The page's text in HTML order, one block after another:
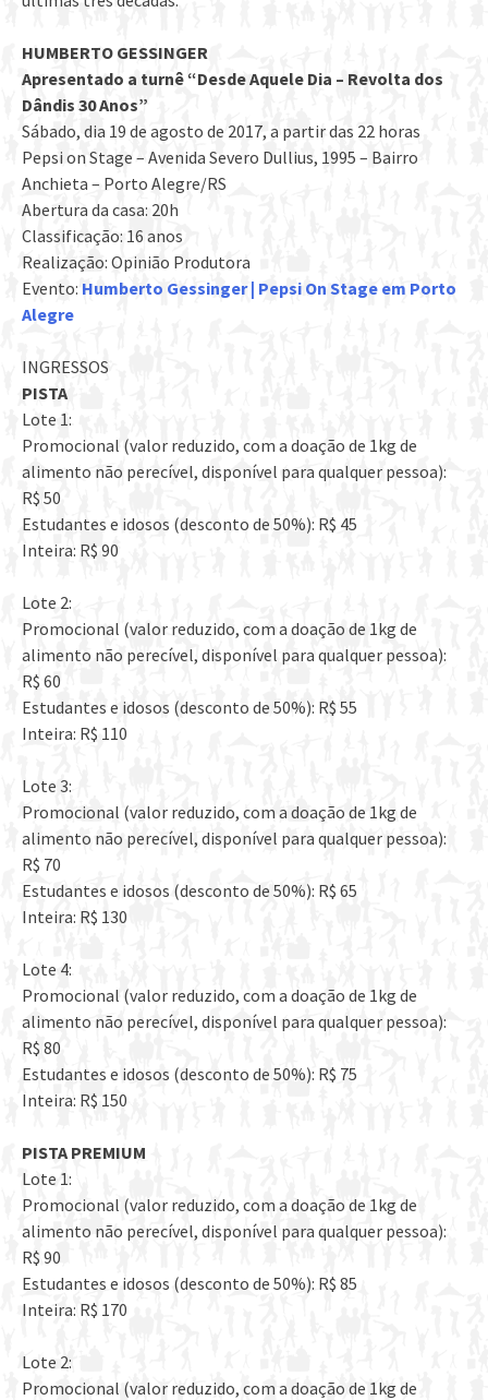
HUMBERTO GESSINGER
Apresentado a turnê “Desde Aquele Dia – Revolta dos
Dândis 30 Anos”
Sábado, dia 19 de agosto de 2017, a partir das 22 horas
Pepsi on Stage – Avenida Severo Dullius, 1995 – Bairro
Anchieta – Porto Alegre/RS
Abertura da casa: 20h
Classificação: 16 anos
Realização: Opinião Produtora
Evento: Humberto Gessinger | Pepsi On Stage em Porto
Alegre
INGRESSOS
PISTA
Lote 1:
Promocional (valor reduzido, com a doação de 1kg de
alimento não perecível, disponível para qualquer pessoa):
R$ 50
Estudantes e idosos (desconto de 50%): R$ 45
Inteira: R$ 90
Lote 2:
Promocional (valor reduzido, com a doação de 1kg de
alimento não perecível, disponível para qualquer pessoa):
R$ 60
Estudantes e idosos (desconto de 50%): R$ 55
Inteira: R$ 110
Lote 3:
Promocional (valor reduzido, com a doação de 1kg de
alimento não perecível, disponível para qualquer pessoa):
R$ 70
Estudantes e idosos (desconto de 50%): R$ 65
Inteira: R$ 130
Lote 4:
Promocional (valor reduzido, com a doação de 1kg de
alimento não perecível, disponível para qualquer pessoa):
R$ 80
Estudantes e idosos (desconto de 50%): R$ 75
Inteira: R$ 150
PISTA PREMIUM
Lote 1:
Promocional (valor reduzido, com a doação de 1kg de
alimento não perecível, disponível para qualquer pessoa):
R$ 90
Estudantes e idosos (desconto de 50%): R$ 85
Inteira: R$ 170
Lote 2:
Promocional (valor reduzido, com a doação de 1kg de